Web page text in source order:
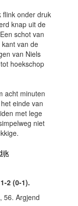
flink onder druk
knap uit de
schot van
van de
van Niels
hoekschop
acht minuten
einde van
met lege
niet
2 (0-1).
56. Argjend